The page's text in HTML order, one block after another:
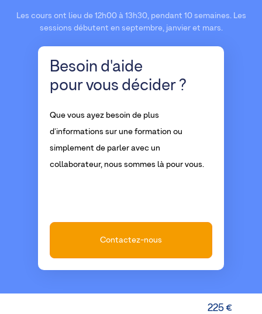
Les cours ont lieu de 12h00 à 13h30, pendant 10 semaines. Les
sessions débutent en septembre, janvier et mars.
Besoin d'aide
pour vous décider ?
Que vous ayez besoin de plus
d'informations sur une formation ou
simplement de parler avec un
collaborateur, nous sommes là pour vous.
Contactez-nous
225 €